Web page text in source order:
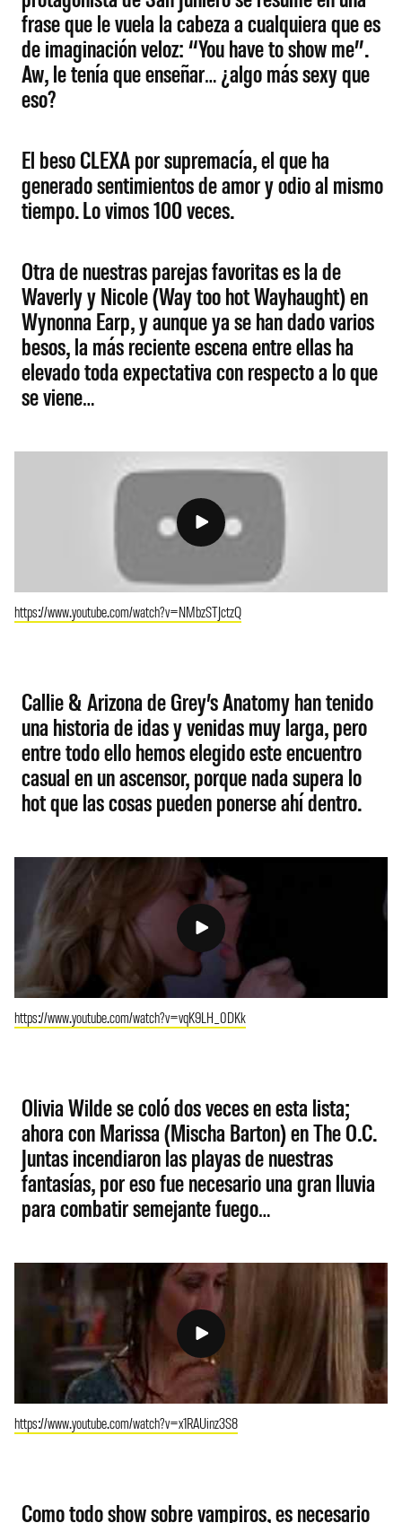
frase que le vuela la cabeza a cualquiera que es
de imaginación veloz: “You have to show me”.
Aw, le tenía que enseñar… ¿algo más sexy que
eso?
El beso CLEXA por supremacía, el que ha
generado sentimientos de amor y odio al mismo
tiempo. Lo vimos 100 veces.
Otra de nuestras parejas favoritas es la de
Waverly y Nicole (Way too hot Wayhaught) en
Wynonna Earp, y aunque ya se han dado varios
besos, la más reciente escena entre ellas ha
elevado toda expectativa con respecto a lo que
se viene…
https://www.youtube.com/watch?v=NMbzSTJctzQ
Callie & Arizona de Grey’s Anatomy han tenido
una historia de idas y venidas muy larga, pero
entre todo ello hemos elegido este encuentro
casual en un ascensor, porque nada supera lo
hot que las cosas pueden ponerse ahí dentro.
https://www.youtube.com/watch?v=vqK9LH_0DKk
Olivia Wilde se coló dos veces en esta lista;
ahora con Marissa (Mischa Barton) en The O.C.
Juntas incendiaron las playas de nuestras
fantasías, por eso fue necesario una gran lluvia
para combatir semejante fuego…
https://www.youtube.com/watch?v=x1RAUinz3S8
Como todo show sobre vampiros, es necesario